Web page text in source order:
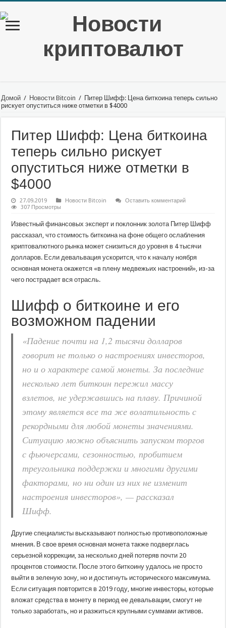
Домой / Новости Bitcoin / Питер Шифф: Цена биткоина теперь сильно
рискует опуститься ниже отметки в $4000
Питер Шифф: Цена биткоина
теперь сильно рискует
опуститься ниже отметки в
$4000
27.09.2019 Новости Bitcoin
Оставить комментарий
307 Просмотры
Известный финансовых эксперт и поклонник золота Питер Шифф
рассказал, что стоимость биткоина на фоне общего ослабления
криптовалютного рынка может снизиться до уровня в 4 тысячи
долларов. Если девальвация ускорится, что к началу ноября
основная монета окажется «в плену медвежьих настроений», из-за
чего пострадает вся отрасль.
Шифф о биткоине и его
возможном падении
«Падение почти на 1,2 тысячи долларов
говорит не только о настроениях инвесторов,
но и о характере самой монеты. За последние
несколько лет биткоин пережил массу
взлетов, не удержавшись на плаву. Причиной
этому является все та же волатильность с
рекордными для любой монеты значениями.
Ситуацию можно объяснить запуском торгов
с фьючерсами, сезонностью, пробитием
треугольника поддержки и многими другими
факторами, но ни один из них не изменит
настроения инвесторов», — рассказал
Шифф.
Другие специалисты высказывают полностью противоположные
мнения. В свое время основная монета также подверглась
серьезной коррекции, за несколько дней потеряв почти 20
процентов стоимости. После этого биткоину удалось не просто
выйти в зеленую зону, но и достигнуть исторического максимума.
Если ситуация повторится в 2019 году, многие инвесторы, которые
вложат средства в монету в период ее девальвации, смогут не
только заработать, но и разжиться крупными суммами активов.